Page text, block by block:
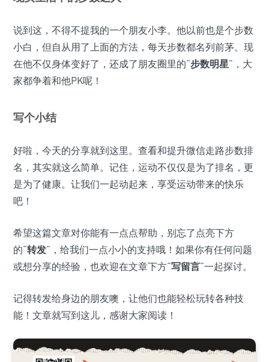
说到这，不得不提我的一个朋友小李。他以前也是个步数
小白，但自从用了上面的方法，每天步数都名列前茅。现
在他不仅身体变好了，还成了朋友圈里的“步数明星”，大
家都争着和他PK呢！
写个小结
好啦，今天的分享就到这里。查看和提升微信走路步数排
名，其实就这么简单。记住，运动不仅仅是为了排名，更
是为了健康。让我们一起动起来，享受运动带来的快乐
吧！
希望这篇文章对你能有一点点帮助，别忘了点亮下方
的“转发”，给我们一点小小的支持哦！如果你有任何问题
或想分享的经验，也欢迎在文章下方“写留言”一起探讨。
记得转发给身边的朋友噢，让他们也能轻松玩转各种技
能！文章就写到这儿，感谢大家阅读！